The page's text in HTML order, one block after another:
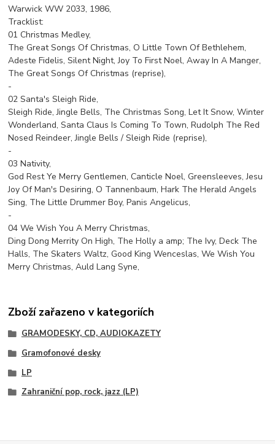
Warwick WW 2033, 1986,
Tracklist:
01 Christmas Medley,
The Great Songs Of Christmas, O Little Town Of Bethlehem,
Adeste Fidelis, Silent Night, Joy To First Noel, Away In A Manger,
The Great Songs Of Christmas (reprise),
-
02 Santa's Sleigh Ride,
Sleigh Ride, Jingle Bells, The Christmas Song, Let It Snow, Winter
Wonderland, Santa Claus Is Coming To Town, Rudolph The Red
Nosed Reindeer, Jingle Bells / Sleigh Ride (reprise),
-
03 Nativity,
God Rest Ye Merry Gentlemen, Canticle Noel, Greensleeves, Jesu
Joy Of Man's Desiring, O Tannenbaum, Hark The Herald Angels
Sing, The Little Drummer Boy, Panis Angelicus,
-
04 We Wish You A Merry Christmas,
Ding Dong Merrity On High, The Holly a amp; The Ivy, Deck The
Halls, The Skaters Waltz, Good King Wenceslas, We Wish You
Merry Christmas, Auld Lang Syne,
Zboží zařazeno v kategoriích
GRAMODESKY, CD, AUDIOKAZETY
Gramofonové desky
LP
Zahraniční pop, rock, jazz (LP)